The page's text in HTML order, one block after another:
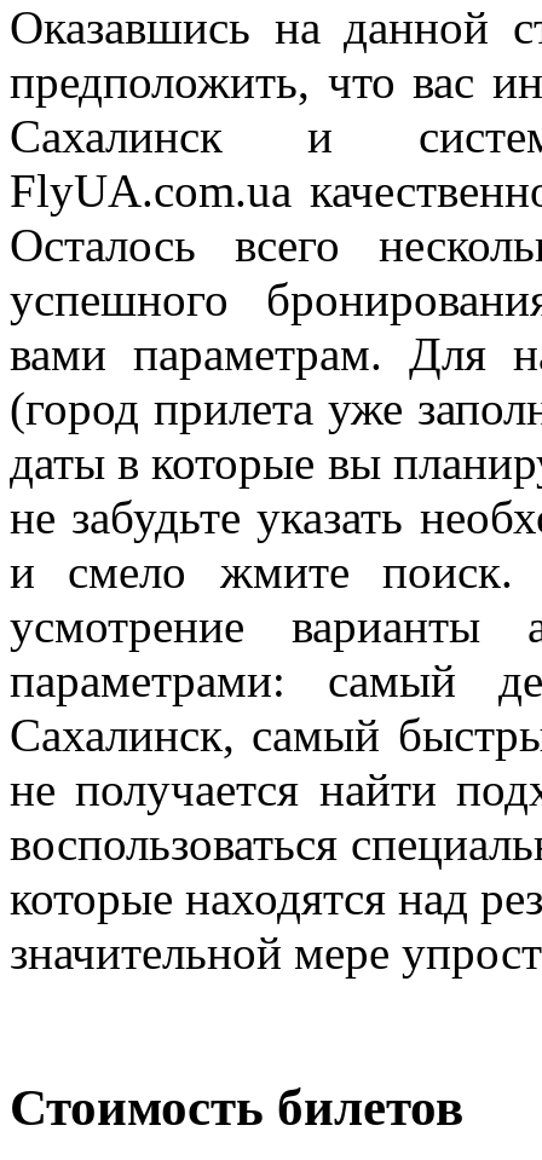
Оказавшись на данной
предположить, что вас
Сахалинск и
FlyUA.com.ua
Осталось всего
успешного
вами параметрам. Для
(город прилета уже
даты в которые вы
не забудьте указать
и смело жмите поиск.
усмотрение варианты
параметрами: самый
Сахалинск, самый
не получается найти
воспользоваться
которые находятся над
значительной мере
Стоимость билетов